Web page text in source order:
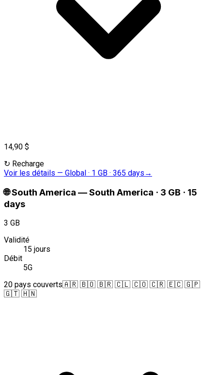
14,90 $
↻ Recharge
Voir les détails — Global · 1 GB · 365 days →
🌐South America —South America · 3 GB · 15
days
3 GB
Validité
15 jours
Débit
5G
20 pays couverts🇦🇷 🇧🇴 🇧🇷 🇨🇱 🇨🇴 🇨🇷 🇪🇨 🇬🇵
🇬🇹 🇭🇳